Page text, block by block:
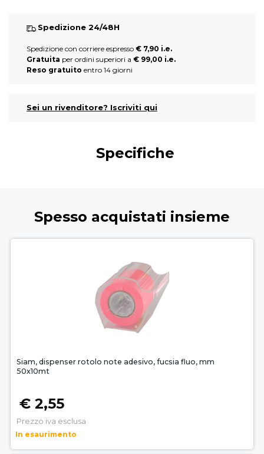
Spedizione 24/48H
Spedizione con corriere espresso € 7,90 i.e.
Gratuita per ordini superiori a € 99,00 i.e.
Reso gratuito entro 14 giorni
Sei un rivenditore? Iscriviti qui
Specifiche
Spesso acquistati insieme
Siam, dispenser rotolo note adesivo, fucsia fluo, mm
50x10mt
€ 2,55
Prezzo iva esclusa
In esaurimento